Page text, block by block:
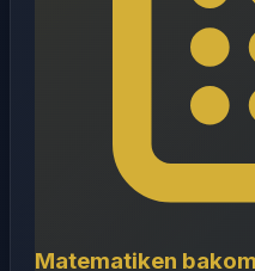
Matematiken bakom